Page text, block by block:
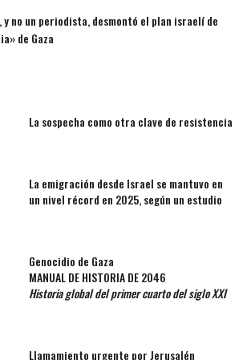
y no un periodista, desmontó el plan israelí de
de Gaza
La sospecha como otra clave de resistencia
La emigración desde Israel se mantuvo en
un nivel récord en 2025, según un estudio
Genocidio de Gaza
MANUAL DE HISTORIA DE 2046
Historia global del primer cuarto del siglo XXI
Llamamiento urgente por Jerusalén